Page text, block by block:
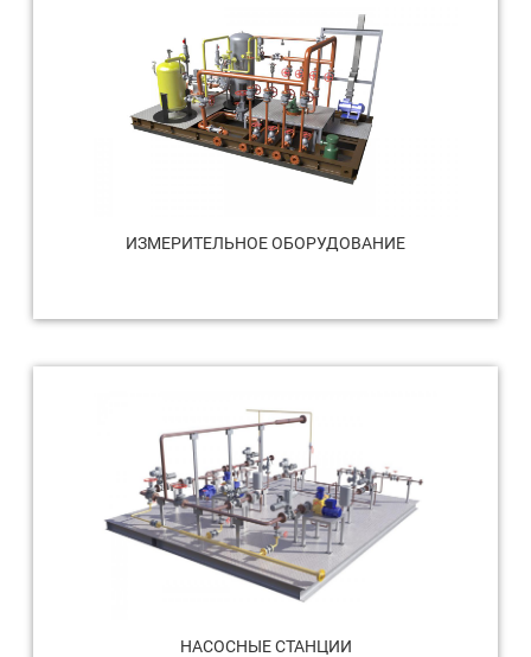
ИЗМЕРИТЕЛЬНОЕ ОБОРУДОВАНИЕ
НАСОСНЫЕ СТАНЦИИ